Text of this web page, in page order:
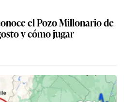
el Pozo Millonario de
y cómo jugar